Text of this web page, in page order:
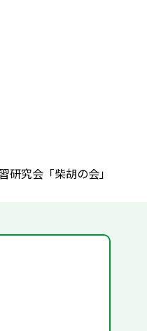
研究会「柴胡の会」